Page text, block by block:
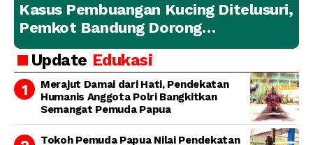
Kasus Pembuangan Kucing Ditelusuri,
Pemkot Bandung Dorong
Penanganan Hewan yang
Bertanggung Jawab
Update Edukasi
Merajut Damai dari Hati, Pendekatan
Humanis Anggota Polri Bangkitkan
Semangat Pemuda Papua
Tokoh Pemuda Papua Nilai Pendekatan